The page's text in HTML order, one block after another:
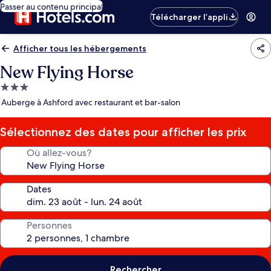
Passer au contenu principal
Télécharger l’appli
Afficher tous les hébergements
New Flying Horse
Hébergement
3.0 étoiles
Auberge à Ashford avec restaurant et bar-salon
Sélectionnez des dates pour afficher les prix
Où allez-vous?
Dates
Personnes